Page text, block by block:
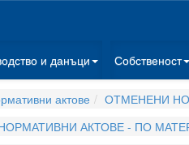
и данъци Собственост
актове ОТМЕНЕНИ
АКТОВЕ - ПО